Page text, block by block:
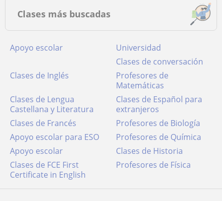
Clases más buscadas
Apoyo escolar
Universidad
Clases de conversación
Clases de Inglés
Profesores de
Matemáticas
Clases de Lengua
Castellana y Literatura
Clases de Español para
extranjeros
Clases de Francés
Profesores de Biología
Apoyo escolar para ESO
Profesores de Química
Apoyo escolar
Clases de Historia
Clases de FCE First
Certificate in English
Profesores de Física